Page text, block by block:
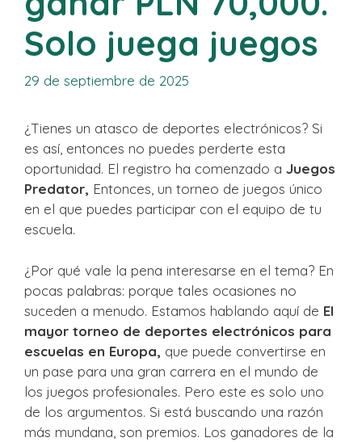
Solo juega juegos
29 de septiembre de 2025
¿Tienes un atasco de deportes electrónicos? Si
es así, entonces no puedes perderte esta
oportunidad. El registro ha comenzado a Juegos
Predator, Entonces, un torneo de juegos único
en el que puedes participar con el equipo de tu
escuela.
¿Por qué vale la pena interesarse en el tema? En
pocas palabras: porque tales ocasiones no
suceden a menudo. Estamos hablando aquí de El
mayor torneo de deportes electrónicos para
escuelas en Europa, que puede convertirse en
un pase para una gran carrera en el mundo de
los juegos profesionales. Pero este es solo uno
de los argumentos. Si está buscando una razón
más mundana, son premios. Los ganadores de la